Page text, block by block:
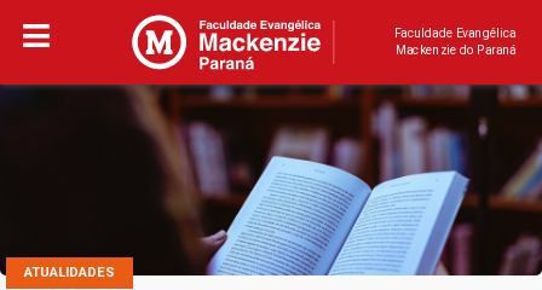
Faculdade Evangélica
Mackenzie do Paraná
ATUALIDADES